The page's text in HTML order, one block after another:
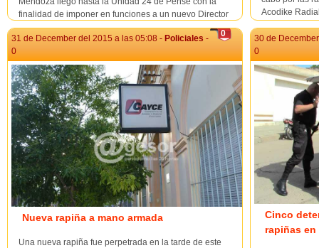
finalidad de imponer en funciones a un nuevo Director
del centro de reclusión y rehabilitación, esta vez el Tte.
1° Luis Eduardo Rosas, integrante de la Guardia R...
Acodike
0
31 de December del 2015 a las 05:08 - Policiales -
0
Nueva rapiña a mano armada
Una nueva rapiña fue perpetrada en la tarde de este
30 de
0
Cinco
rapiñas en